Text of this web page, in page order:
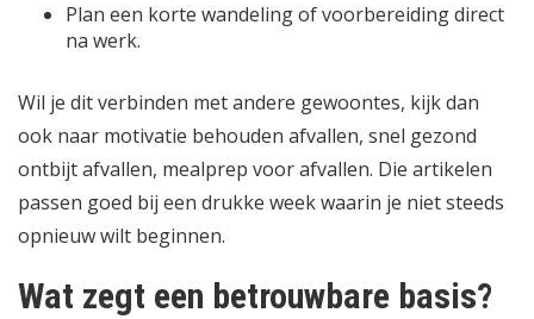
Plan een korte wandeling of voorbereiding direct
na werk.
Wil je dit verbinden met andere gewoontes, kijk dan
ook naar motivatie behouden afvallen, snel gezond
ontbijt afvallen, mealprep voor afvallen. Die artikelen
passen goed bij een drukke week waarin je niet steeds
opnieuw wilt beginnen.
Wat zegt een betrouwbare basis?